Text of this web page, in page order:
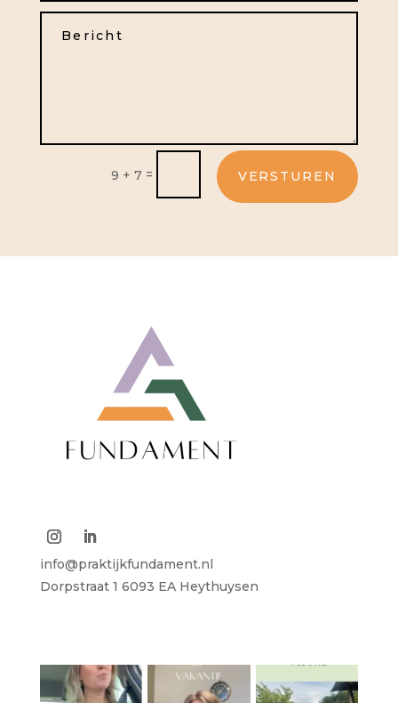
9 + 7= VERSTUREN
info@praktijkfundament.nl
Dorpstraat 1 6093 EA Heythuysen